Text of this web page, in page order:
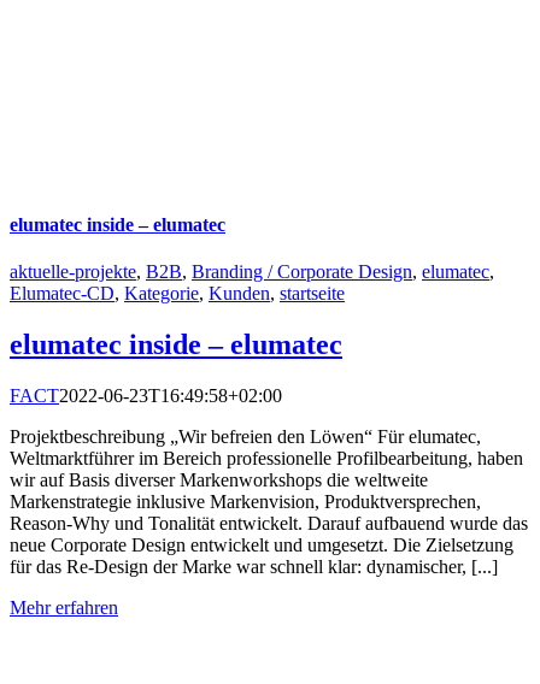
elumatec inside – elumatec
aktuelle-projekte, B2B, Branding / Corporate Design, elumatec,
Elumatec-CD, Kategorie, Kunden, startseite
elumatec inside – elumatec
FACT2022-06-23T16:49:58+02:00
Projektbeschreibung „Wir befreien den Löwen“ Für elumatec,
Weltmarktführer im Bereich professionelle Profilbearbeitung, haben
wir auf Basis diverser Markenworkshops die weltweite
Markenstrategie inklusive Markenvision, Produktversprechen,
Reason-Why und Tonalität entwickelt. Darauf aufbauend wurde das
neue Corporate Design entwickelt und umgesetzt. Die Zielsetzung
für das Re-Design der Marke war schnell klar: dynamischer, [...]
Mehr erfahren